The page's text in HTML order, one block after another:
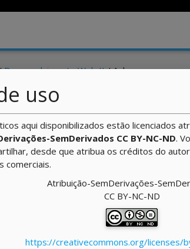
uso
aqui disponibilizados estão licenciados
SemDerivados CC BY-NC-ND.
desde que atribua os créditos do
comerciais.
Atribuição-SemDerivações-
CC BY-NC-ND
https://creativecommons.org/licenses/
Desenvolvimento Web II/ Aula
com o
XML para JSON.
>. Acesso em: 31 jul. 2012.
do JSON (RFC 4627).
>. Acesso em: 31 jul. 2012.